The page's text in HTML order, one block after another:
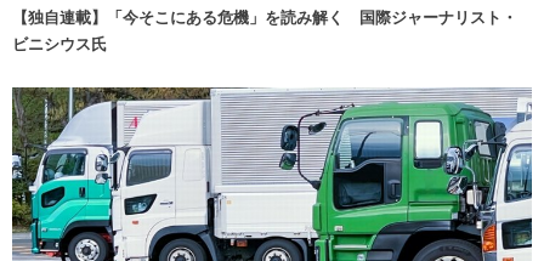
【独自連載】「今そこにある危機」を読み解く 国際ジャーナリスト・
ビニシウス氏